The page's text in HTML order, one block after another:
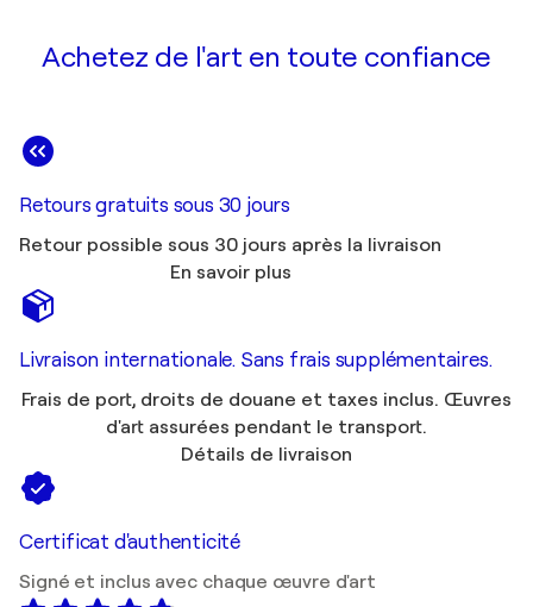
Achetez de l'art en toute confiance
Retours gratuits sous 30 jours
Retour possible sous 30 jours après la livraison
En savoir plus
Livraison internationale. Sans frais supplémentaires.
Frais de port, droits de douane et taxes inclus. Œuvres
d'art assurées pendant le transport.
Détails de livraison
Certificat d'authenticité
Signé et inclus avec chaque œuvre d'art